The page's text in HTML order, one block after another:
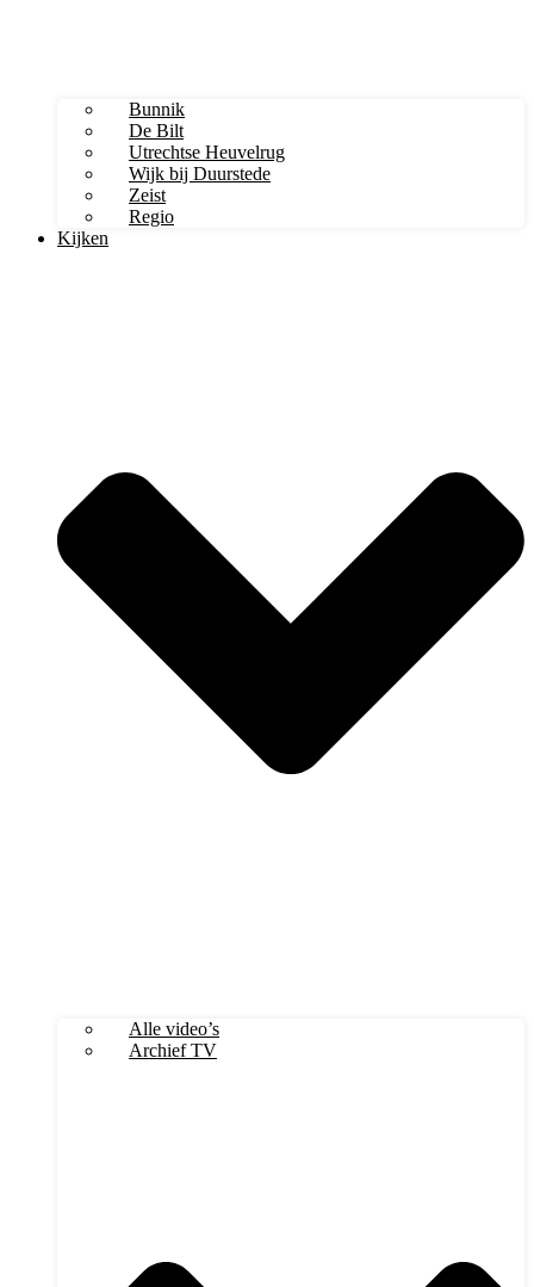
Bunnik
De Bilt
Utrechtse Heuvelrug
Wijk bij Duurstede
Zeist
Regio
Kijken
Alle video’s
Archief TV